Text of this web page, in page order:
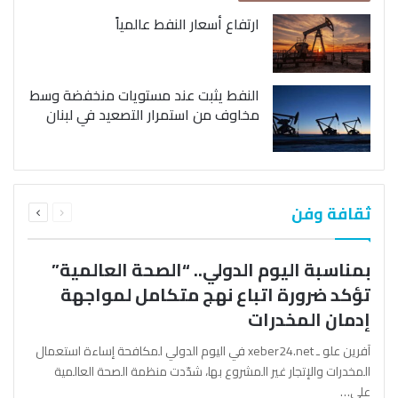
ارتفاع أسعار النفط عالمياً
النفط يثبت عند مستويات منخفضة وسط
مخاوف من استمرار التصعيد في لبنان
ثقافة وفن الصفحةالصفحة
بمناسبة اليوم الدولي.. “الصحة العالمية”
تؤكد ضرورة اتباع نهج متكامل لمواجهة
إدمان المخدرات
آفرين علو ـ xeber24.net في اليوم الدولي لمكافحة إساءة استعمال
المخدرات والإتجار غير المشروع بها، شدّدت منظمة الصحة العالمية
على…